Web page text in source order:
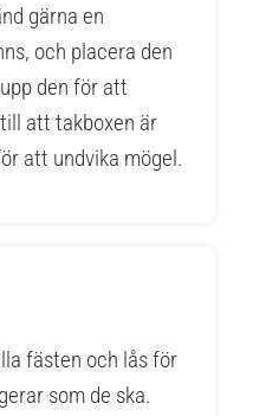
gärna en
och placera den
den för att
att takboxen är
att undvika mögel.
fästen och lås för
som de ska.